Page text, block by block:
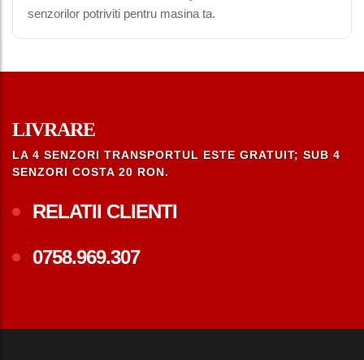
senzorilor potriviti pentru masina ta.
LIVRARE
LA 4 SENZORI TRANSPORTUL ESTE GRATUIT; SUB 4
SENZORI COSTA 20 RON.
RELATII CLIENTI
0758.969.307